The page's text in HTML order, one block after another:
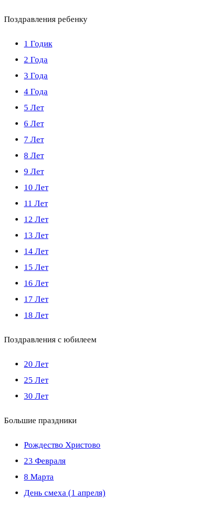
Поздравления ребенку
1 Годик
2 Года
3 Года
4 Года
5 Лет
6 Лет
7 Лет
8 Лет
9 Лет
10 Лет
11 Лет
12 Лет
13 Лет
14 Лет
15 Лет
16 Лет
17 Лет
18 Лет
Поздравления с юбилеем
20 Лет
25 Лет
30 Лет
Большие праздники
Рождество Христово
23 Февраля
8 Марта
День смеха (1 апреля)